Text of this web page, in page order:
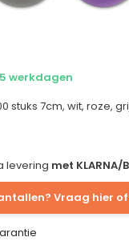
werkdagen
stuks 7cm, wit, roze,
levering met KLARNA/
Vraag hier